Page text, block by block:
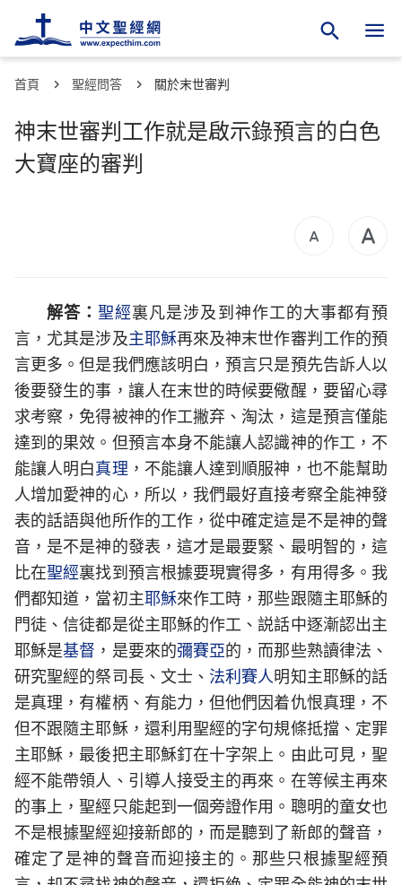
首頁 聖經問答 關於末世審判
神末世審判工作就是啟示錄預言的白色
大寶座的審判
解答：聖經裏凡是涉及到神作工的大事都有預
言，尤其是涉及主耶穌再來及神末世作審判工作的預
言更多。但是我們應該明白，預言只是預先告訴人以
後要發生的事，讓人在末世的時候要儆醒，要留心尋
求考察，免得被神的作工撇弃、淘汰，這是預言僅能
達到的果效。但預言本身不能讓人認識神的作工，不
能讓人明白真理 ，不能讓人達到順服神，也不能幫助
人增加愛神的心，所以，我們最好直接考察全能神發
表的話語與他所作的工作，從中確定這是不是神的聲
音，是不是神的發表，這才是最要緊、最明智的，這
比在聖經裏找到預言根據要現實得多，有用得多。我
們都知道，當初主耶穌來作工時，那些跟隨主耶穌的
門徒、信徒都是從主耶穌的作工、説話中逐漸認出主
耶穌是基督 ，是要來的彌賽亞的，而那些熟讀律法、
研究聖經的祭司長、文士、 法利賽人明知主耶穌的話
是真理，有權柄、有能力，但他們因着仇恨真理，不
但不跟隨主耶穌，還利用聖經的字句規條抵擋、定罪
主耶穌，最後把主耶穌釘在十字架上。由此可見，聖
經不能帶領人、引導人接受主的再來。在等候主再來
的事上，聖經只能起到一個旁證作用。聰明的童女也
不是根據聖經迎接新郎的，而是聽到了新郎的聲音，
確定了是神的聲音而迎接主的。那些只根據聖經預